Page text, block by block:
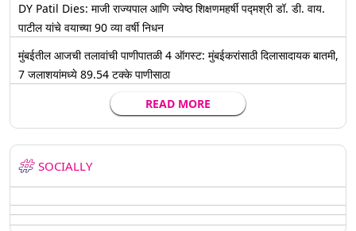
DY Patil Dies: माजी राज्यपाल आणि ज्येष्ठ शिक्षणमहर्षी पद्मश्री डॉ. डी. वाय.
पाटील यांचे वयाच्या 90 व्या वर्षी निधन
मुंबईतील आजची तलावांची पाणीपातळी 4 ऑगस्ट: मुंबईकरांसाठी दिलासादायक बातमी,
7 जलाशयांमध्ये 89.54 टक्के पाणीसाठा
READ MORE
SOCIALLY